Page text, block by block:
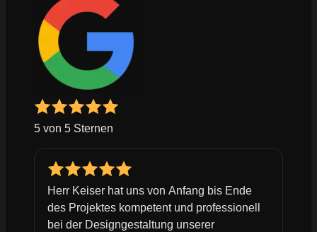
5 von 5 Sternen
Herr Keiser hat uns von Anfang bis Ende
des Projektes kompetent und professionell
bei der Designgestaltung unserer